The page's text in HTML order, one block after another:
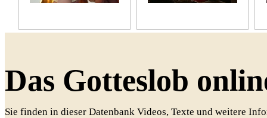
Das Gotteslob
Sie finden in dieser Datenbank Videos, Texte und weitere